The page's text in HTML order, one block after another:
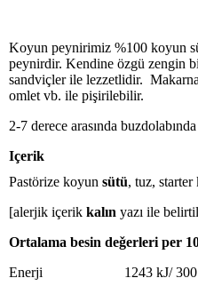
Koyun peynirimiz %100 koyun
peynirdir. Kendine özgü zengin
sandviçler ile lezzetlidir.
omlet vb. ile pişirilebilir.
2-7 derece arasında buzdolabında
Içerik
Pastörize koyun sütü, tuz,
[alerjik içerik kalın yazı ile
Ortalama besin deǧerleri per
Enerji 1243 kJ/ 300